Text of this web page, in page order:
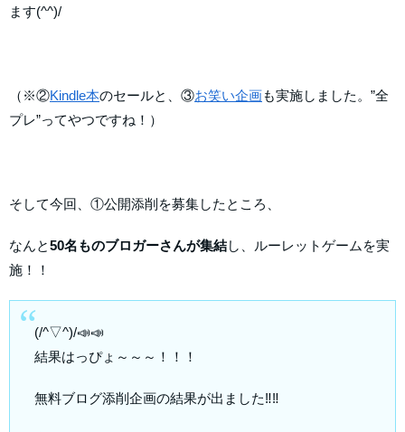
ます(^^)/
（※②Kindle本のセールと、③お笑い企画も実施しました。”全
プレ”ってやつですね！）
そして今回、①公開添削を募集したところ、
なんと50名ものブロガーさんが集結し、ルーレットゲームを実
施！！
(/^▽^)/📣📣
結果はっぴょ～～～！！！
無料ブログ添削企画の結果が出ました‼‼